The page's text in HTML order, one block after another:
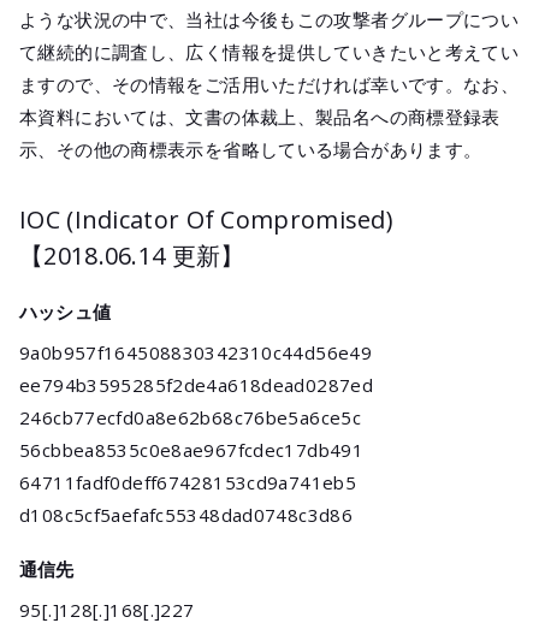
ような状況の中で、当社は今後もこの攻撃者グループについ
て継続的に調査し、広く情報を提供していきたいと考えてい
ますので、その情報をご活用いただければ幸いです。なお、
本資料においては、文書の体裁上、製品名への商標登録表
示、その他の商標表示を省略している場合があります。
IOC (Indicator Of Compromised)
【2018.06.14 更新】
ハッシュ値
9a0b957f164508830342310c44d56e49
ee794b3595285f2de4a618dead0287ed
246cb77ecfd0a8e62b68c76be5a6ce5c
56cbbea8535c0e8ae967fcdec17db491
64711fadf0deff67428153cd9a741eb5
d108c5cf5aefafc55348dad0748c3d86
通信先
95[.]128[.]168[.]227